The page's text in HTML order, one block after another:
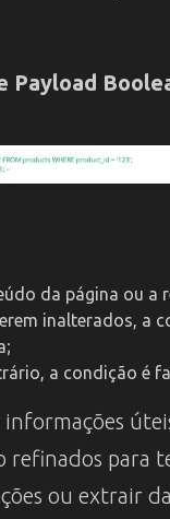
Payload
da página ou a
inalterados, a
a condição é
refinados para
ou extrair